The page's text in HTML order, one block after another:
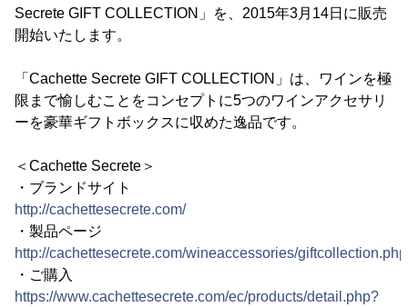
Secrete GIFT COLLECTION」を、2015年3月14日に販売
開始いたします。
「Cachette Secrete GIFT COLLECTION」は、ワインを極
限まで愉しむことをコンセプトに5つのワインアクセサリ
ーを豪華ギフトボックスに収めた逸品です。
＜Cachette Secrete＞
・ブランドサイト
http://cachettesecrete.com/
・製品ページ
http://cachettesecrete.com/wineaccessories/giftcollection.php
・ご購入
https://www.cachettesecrete.com/ec/products/detail.php?